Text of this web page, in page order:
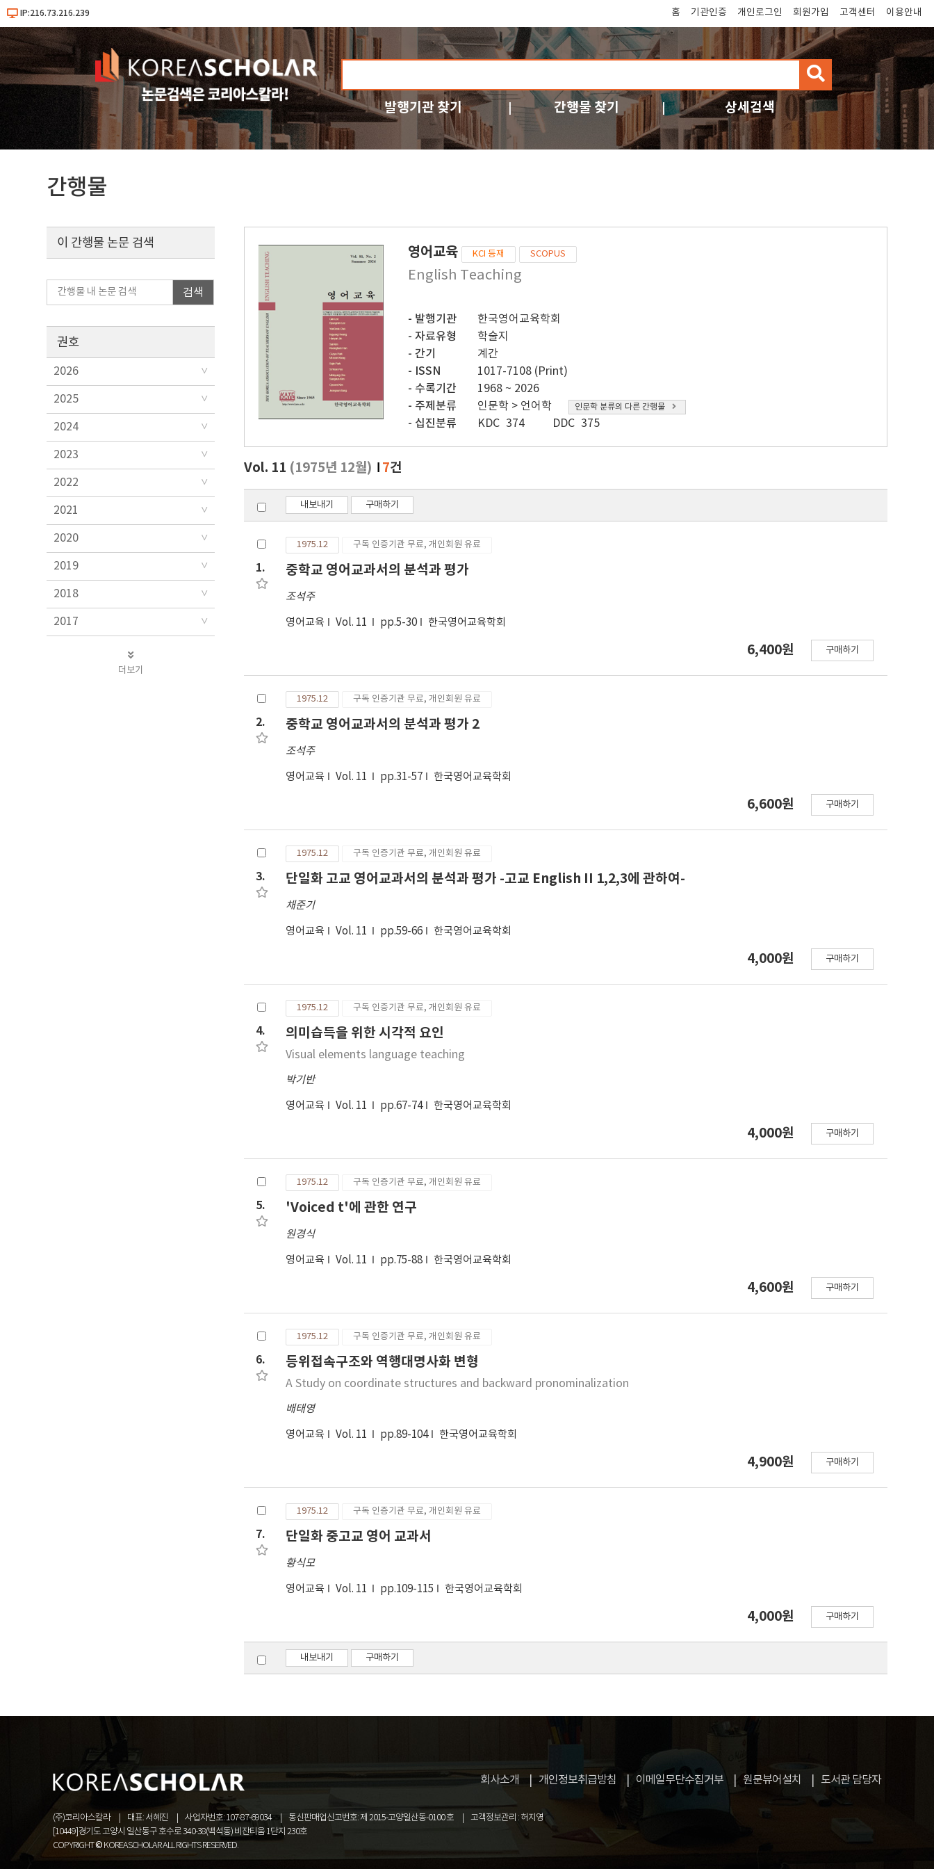
IP:216.73.216.239 홈 기관인증 개인로그인 회원가입 고객센터 이용안내
검
색
발행기관 찾기 간행물 찾기 상세검색
간행물
영어교육 KCI 등재 SCOPUS
English Teaching
발행기관
한국영어교육학회
자료유형
학술지
간기
계간
ISSN
1017-7108 (Print)
수록기간
1968 ~ 2026
주제분류
인문학 > 언어학 인문학 분류의 다른 간행물
십진분류 KDC 374 DDC 375
이 간행물 논문 검색
검색
권호
2026
2025
2024
2023
2022
2021
2020
2019
2018
2017
더보기
Vol. 11 (1975년 12월) 7건
내보내기 구매하기
1.
1975.12 구독 인증기관 무료, 개인회원 유료
중학교 영어교과서의 분석과 평가
조석주
영어교육 Vol. 11 pp.5-30 한국영어교육학회
6,400원 구매하기
2.
1975.12 구독 인증기관 무료, 개인회원 유료
중학교 영어교과서의 분석과 평가 2
조석주
영어교육 Vol. 11 pp.31-57 한국영어교육학회
6,600원 구매하기
3.
1975.12 구독 인증기관 무료, 개인회원 유료
단일화 고교 영어교과서의 분석과 평가 -고교 English II 1,2,3에 관하여-
채준기
영어교육 Vol. 11 pp.59-66 한국영어교육학회
4,000원 구매하기
4.
1975.12 구독 인증기관 무료, 개인회원 유료
의미습득을 위한 시각적 요인
Visual elements language teaching
박기반
영어교육 Vol. 11 pp.67-74 한국영어교육학회
4,000원 구매하기
5.
1975.12 구독 인증기관 무료, 개인회원 유료
'Voiced t'에 관한 연구
원경식
영어교육 Vol. 11 pp.75-88 한국영어교육학회
4,600원 구매하기
6.
1975.12 구독 인증기관 무료, 개인회원 유료
등위접속구조와 역행대명사화 변형
A Study on coordinate structures and backward pronominalization
배태영
영어교육 Vol. 11 pp.89-104 한국영어교육학회
4,900원 구매하기
7.
1975.12 구독 인증기관 무료, 개인회원 유료
단일화 중고교 영어 교과서
황식모
영어교육 Vol. 11 pp.109-115 한국영어교육학회
4,000원 구매하기
내보내기 구매하기
회사소개 개인정보취급방침 이메일무단수집거부 원문뷰어설치 도서관 담당자
(주)코리아스칼라 대표: 서혜진 사업자번호: 107-87-69034 통신판매업신고번호: 제 2015-고양일산동-0100 호
고객정보관리 : 허지영
[10449]경기도 고양시 일산동구 호수로 340-38(백석동) 비잔티움 1단지 230호
COPYRIGHT © KOREASCHOLAR ALL RIGHTS RESERVED.